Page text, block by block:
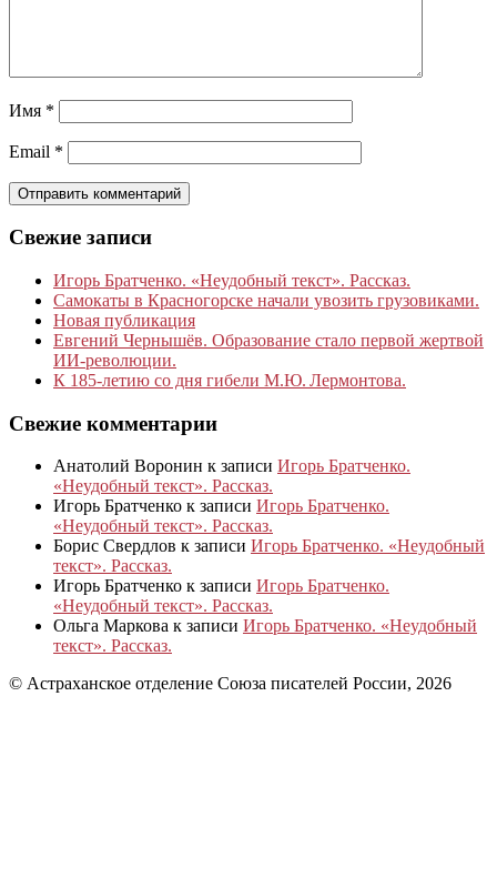
Имя *
Email *
Свежие записи
Игорь Братченко. «Неудобный текст». Рассказ.
Самокаты в Красногорске начали увозить грузовиками.
Новая публикация
Евгений Чернышёв. Образование стало первой жертвой
ИИ-революции.
К 185‑летию со дня гибели М.Ю. Лермонтова.
Свежие комментарии
Анатолий Воронин к записи Игорь Братченко.
«Неудобный текст». Рассказ.
Игорь Братченко к записи Игорь Братченко.
«Неудобный текст». Рассказ.
Борис Свердлов к записи Игорь Братченко. «Неудобный
текст». Рассказ.
Игорь Братченко к записи Игорь Братченко.
«Неудобный текст». Рассказ.
Ольга Маркова к записи Игорь Братченко. «Неудобный
текст». Рассказ.
© Астраханское отделение Союза писателей России, 2026